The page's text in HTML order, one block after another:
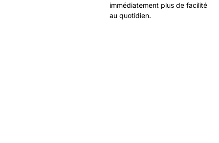
immédiatement plus de facilité
au quotidien.